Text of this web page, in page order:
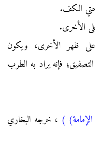
الكف.
الأخرى.
ظهر الأخرى، ويكون
فإنه يراد به الطرب
) ، خرجه البخاري